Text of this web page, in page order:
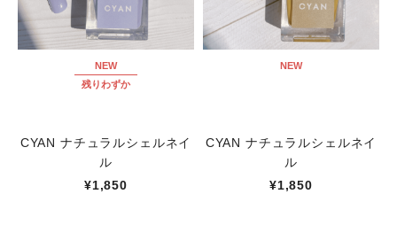
NEW
残りわずか
CYAN ナチュラルシェルネイ
ル
¥1,850
NEW
CYAN ナチュラルシェルネイ
ル
¥1,850